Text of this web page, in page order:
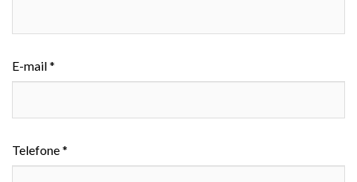
E-mail *
Telefone *